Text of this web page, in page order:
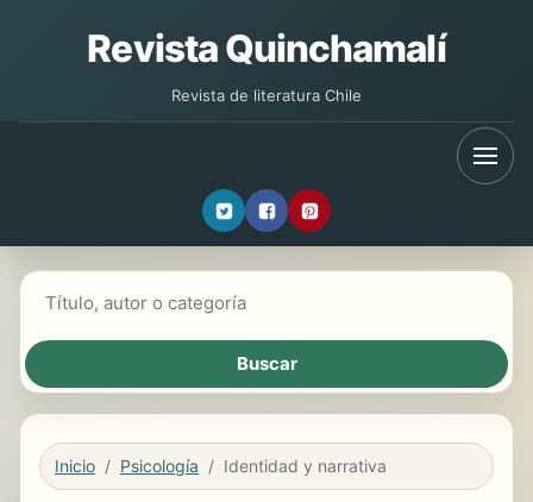
Revista Quinchamalí
Revista de literatura Chile
Inicio Psicología Identidad y narrativa